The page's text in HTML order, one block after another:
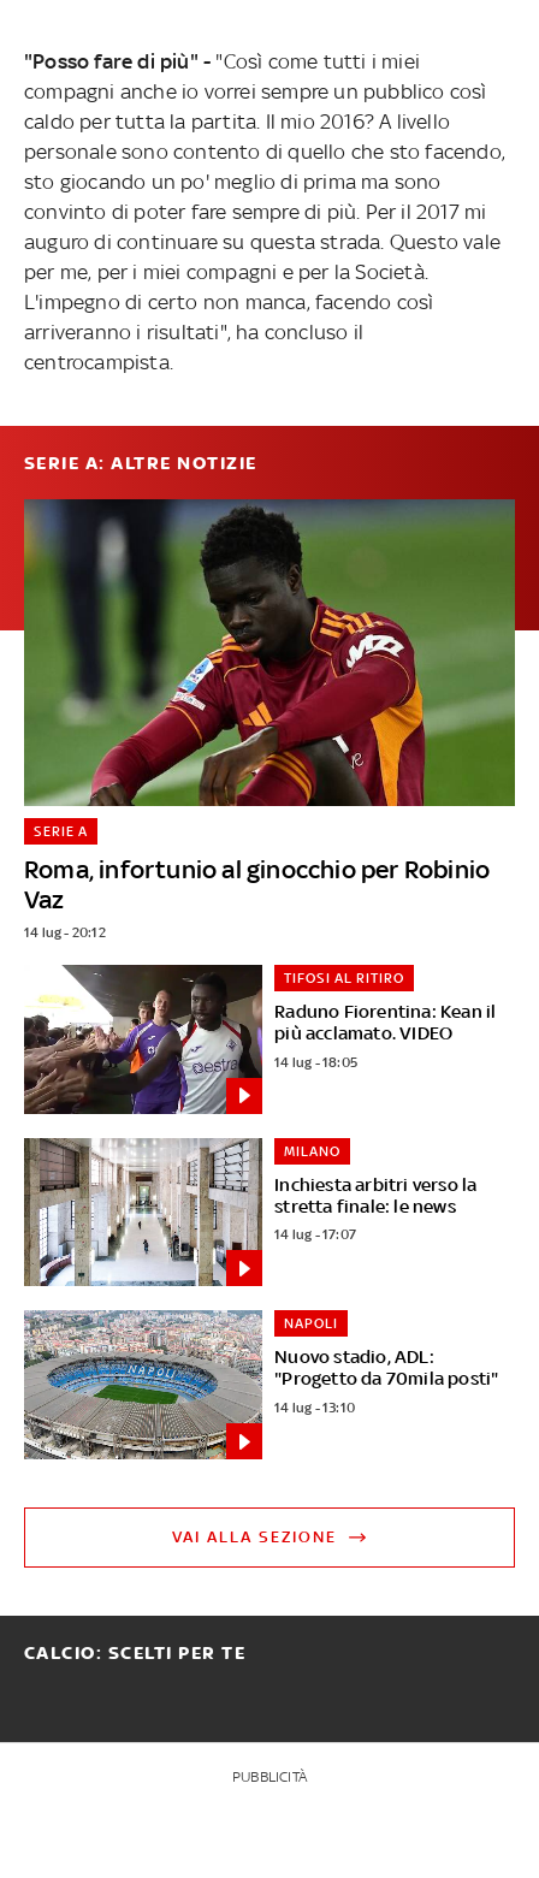
"Posso fare di più" - "Così come tutti i miei
compagni anche io vorrei sempre un pubblico così
caldo per tutta la partita. Il mio 2016? A livello
personale sono contento di quello che sto facendo,
sto giocando un po' meglio di prima ma sono
convinto di poter fare sempre di più. Per il 2017 mi
auguro di continuare su questa strada. Questo vale
per me, per i miei compagni e per la Società.
L'impegno di certo non manca, facendo così
arriveranno i risultati", ha concluso il
centrocampista.
SERIE A: ALTRE NOTIZIE
Roma, infortunio al ginocchio per Robinio
Vaz
SERIE A
14 lug - 20:12
Raduno Fiorentina: Kean il
più acclamato. VIDEO
TIFOSI AL RITIRO
14 lug - 18:05
Inchiesta arbitri verso la
stretta finale: le news
MILANO
14 lug - 17:07
Nuovo stadio, ADL:
"Progetto da 70mila posti"
NAPOLI
14 lug - 13:10
VAI ALLA SEZIONE
CALCIO: SCELTI PER TE
PUBBLICITÀ